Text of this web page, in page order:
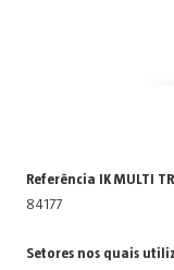
Referência IK MULTI
84177
Setores nos quais